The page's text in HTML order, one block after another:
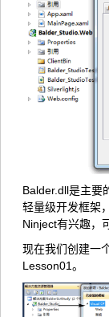
Balder.dll是主要
轻量级开发框架
Ninject有兴趣，
现在我们创建一
Lesson01。